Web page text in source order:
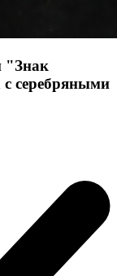
"Знак
серебряными